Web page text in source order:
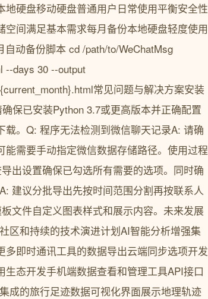
硬盘移动硬盘普通用户日常使用平衡安全性
间满足基本需求每月备份本地硬盘轻度使用
动备份脚本 cd /path/to/WeChatMsg
--days 30 --output
常见问题与解决方案安装
保已安装Python 3.7或更高版本并正确配置
。Q: 程序无法检测到微信聊天记录A: 请确
需要手动指定微信数据存储路径。使用过程
出设置确保已勾选所有需要的选项。同时确
建议分批导出先按时间范围分割再按联系人
文件自定义图表样式和展示内容。未来发展
区和持续的技术演进计划AI智能分析增强集
即时通讯工具的数据导出云端同步选项开发
态开发手机端数据查看和管理工具API接口
成的旅行足迹数据可视化界面展示地理轨迹